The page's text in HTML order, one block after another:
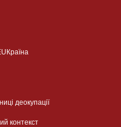
деокупації
контекст